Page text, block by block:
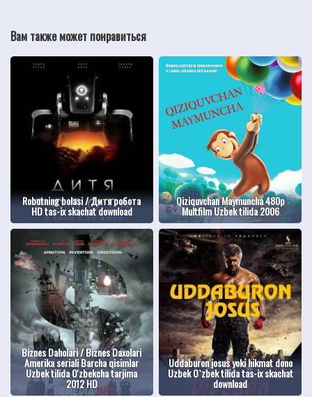
Вам также может понравиться
Robotning bolasi / Дитя робота
HD tas-ix skachat download
Qiziquvchan Maymuncha 480p
Multfilm Uzbek tilida 2006
Biznes Daholari / Biznes Daxolari
Amerika seriali Barcha qisimlar
Uzbek tilida O'zbekcha tarjima
2012 HD
Uddaburon josus yoki hikmat dono
Uzbek O`zbek tilida tas-ix skachat
download